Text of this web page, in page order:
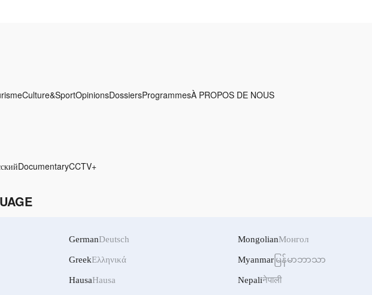
Culture&SportOpinionsDossiersProgrammesÀ PROPOS DE NOUS
DocumentaryCCTV+
GermanDeutsch
GreekΕλληνικά
HausaHausa
MongolianМонгол
Myanmar မြန်မာဘာသာ
Nepaliनेपाली